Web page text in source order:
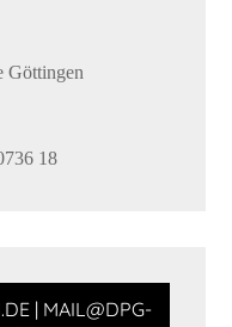
Göttingen
18
| MAIL@DPG-